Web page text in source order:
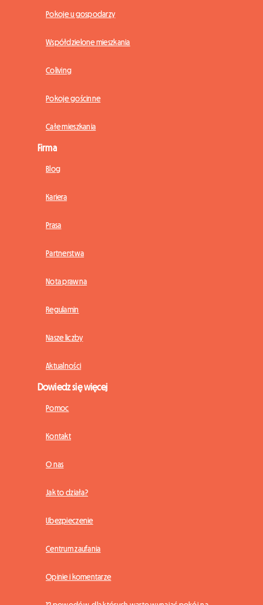
Pokoje u gospodarzy
Współdzielone mieszkania
Coliving
Pokoje gościnne
Całe mieszkania
Firma
Blog
Kariera
Prasa
Partnerstwa
Nota prawna
Regulamin
Nasze liczby
Aktualności
Dowiedz się więcej
Pomoc
Kontakt
O nas
Jak to działa?
Ubezpieczenie
Centrum zaufania
Opinie i komentarze